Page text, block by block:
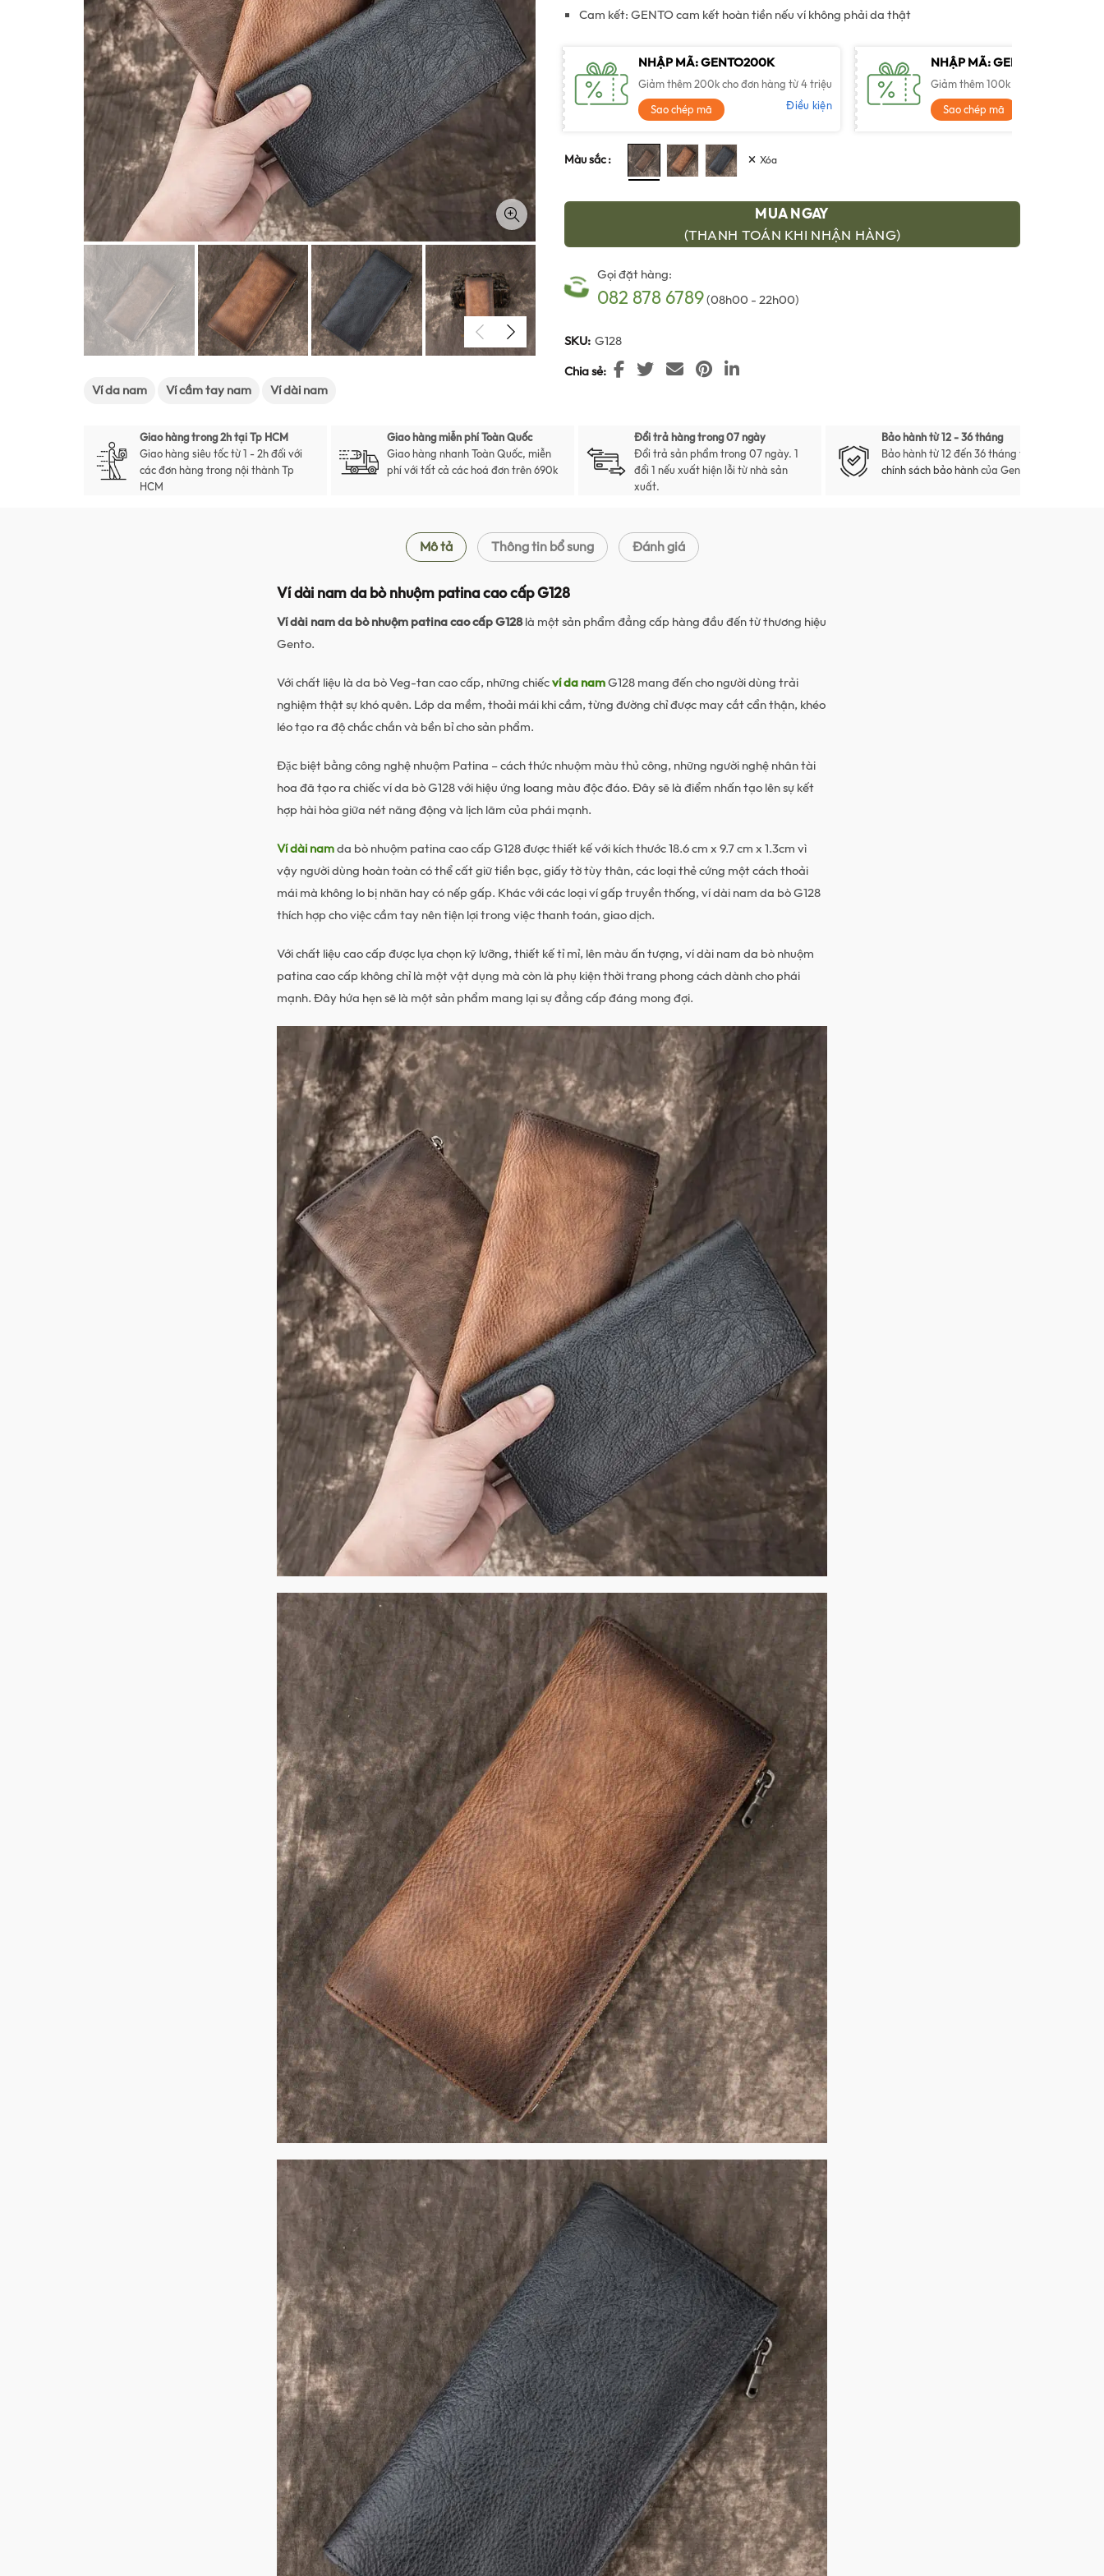
Ví da nam Ví cầm tay nam Ví dài nam
950,000 ₫.là:
700,000 ₫.
Cam kết: GENTO cam kết hoàn tiền nếu ví không phải da thật
NHẬP MÃ: GENTO200K
Giảm thêm 200k cho đơn hàng từ 4 triệu
Sao chép mã
Điều kiện
NHẬP MÃ: GENTO100K
Giảm thêm 100k cho đơn hàng từ
Sao chép mã
Màu sắc Xóa
MUA NGAY
(THANH TOÁN KHI NHẬN HÀNG)
Gọi đặt hàng:
082 878 6789(08h00 - 22h00)
SKU: G128
Chia sẻ
Giao hàng trong 2h tại Tp HCM
Giao hàng siêu tốc từ 1 - 2h đối với
các đơn hàng trong nội thành Tp
HCM
Giao hàng miễn phí Toàn Quốc
Giao hàng nhanh Toàn Quốc, miễn
phí với tất cả các hoá đơn trên 690k
Đổi trả hàng trong 07 ngày
Đổi trả sản phẩm trong 07 ngày. 1
đổi 1 nếu xuất hiện lỗi từ nhà sản
xuất.
Bảo hành từ 12 - 36 tháng
Bảo hành từ 12 đến 36 tháng theo
chính sách bảo hànhcủa Gento
Mô tả Thông tin bổ sung Đánh giá
Ví dài nam da bò nhuộm patina cao cấp G128
Ví dài nam da bò nhuộm patina cao cấp G128là một sản phẩm đẳng cấp hàng đầu đến từ thương hiệu
Gento.
Với chất liệu là da bò Veg-tan cao cấp, những chiếcví da namG128 mang đến cho người dùng trải
nghiệm thật sự khó quên. Lớp da mềm, thoải mái khi cầm, từng đường chỉ được may cắt cẩn thận, khéo
léo tạo ra độ chắc chắn và bền bỉ cho sản phẩm.
Đặc biệt bằng công nghệ nhuộm Patina – cách thức nhuộm màu thủ công, những người nghệ nhân tài
hoa đã tạo ra chiếc ví da bò G128 với hiệu ứng loang màu độc đáo. Đây sẽ là điểm nhấn tạo lên sự kết
hợp hài hòa giữa nét năng động và lịch lãm của phái mạnh.
Ví dài namda bò nhuộm patina cao cấp G128 được thiết kế với kích thước 18.6 cm x 9.7 cm x 1.3cm vì
vậy người dùng hoàn toàn có thể cất giữ tiền bạc, giấy tờ tùy thân, các loại thẻ cứng một cách thoải
mái mà không lo bị nhăn hay có nếp gấp. Khác với các loại ví gấp truyền thống, ví dài nam da bò G128
thích hợp cho việc cầm tay nên tiện lợi trong việc thanh toán, giao dịch.
Với chất liệu cao cấp được lựa chọn kỹ lưỡng, thiết kế tỉ mỉ, lên màu ấn tượng, ví dài nam da bò nhuộm
patina cao cấp không chỉ là một vật dụng mà còn là phụ kiện thời trang phong cách dành cho phái
mạnh. Đây hứa hẹn sẽ là một sản phẩm mang lại sự đẳng cấp đáng mong đợi.